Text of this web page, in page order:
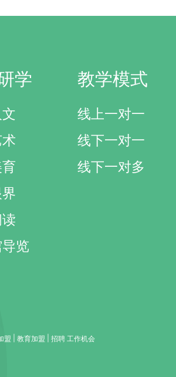
学
览
教学模式
线上一对一
线下一对一
线下一对多
盟 教育加盟 招聘 工作机会